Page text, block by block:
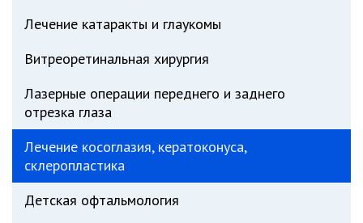
Лечение катаракты и глаукомы
Витреоретинальная хирургия
Лазерные операции переднего и заднего
отрезка глаза
Лечение косоглазия, кератоконуса,
склеропластика
Детская офтальмология